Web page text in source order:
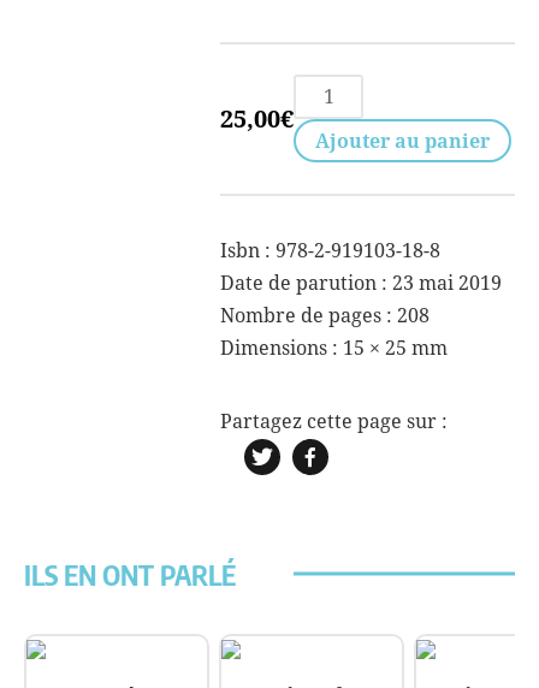
25,00€
quantité
de
L'intelligence
Ajouter au panier
Isbn : 978-2-919103-18-8
Date de parution : 23 mai 2019
Nombre de pages : 208
Dimensions : 15 × 25 mm
ILS EN ONT PARLÉ